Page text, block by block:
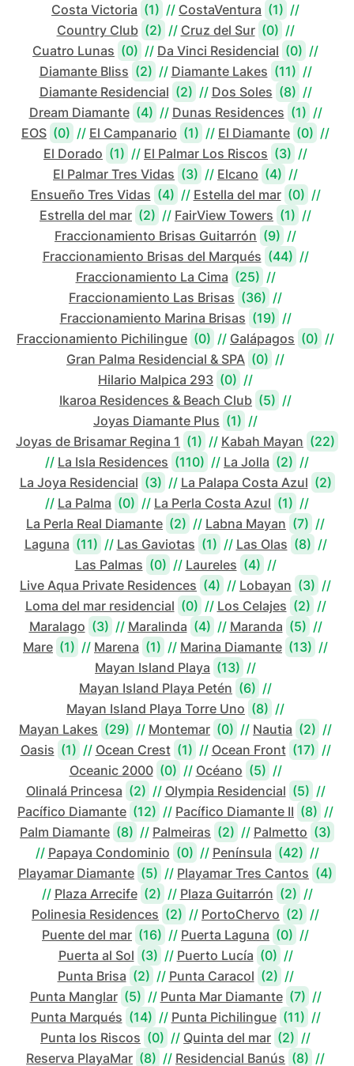
Costa Victoria (1) // CostaVentura (1) //
Country Club (2) // Cruz del Sur (0) //
Cuatro Lunas (0) // Da Vinci Residencial (0) //
Diamante Bliss (2) // Diamante Lakes (11) //
Diamante Residencial (2) // Dos Soles (8) //
Dream Diamante (4) // Dunas Residences (1) //
EOS (0) // El Campanario (1) // El Diamante (0) //
El Dorado (1) // El Palmar Los Riscos (3) //
El Palmar Tres Vidas (3) // Elcano (4) //
Ensueño Tres Vidas (4) // Estella del mar (0) //
Estrella del mar (2) // FairView Towers (1) //
Fraccionamiento Brisas Guitarrón (9) //
Fraccionamiento Brisas del Marqués (44) //
Fraccionamiento La Cima (25) //
Fraccionamiento Las Brisas (36) //
Fraccionamiento Marina Brisas (19) //
Fraccionamiento Pichilingue (0) // Galápagos (0) //
Gran Palma Residencial & SPA (0) //
Hilario Malpica 293 (0) //
Ikaroa Residences & Beach Club (5) //
Joyas Diamante Plus (1) //
Joyas de Brisamar Regina 1 (1) // Kabah Mayan (22)
// La Isla Residences (110) // La Jolla (2) //
La Joya Residencial (3) // La Palapa Costa Azul (2)
// La Palma (0) // La Perla Costa Azul (1) //
La Perla Real Diamante (2) // Labna Mayan (7) //
Laguna (11) // Las Gaviotas (1) // Las Olas (8) //
Las Palmas (0) // Laureles (4) //
Live Aqua Private Residences (4) // Lobayan (3) //
Loma del mar residencial (0) // Los Celajes (2) //
Maralago (3) // Maralinda (4) // Maranda (5) //
Mare (1) // Marena (1) // Marina Diamante (13) //
Mayan Island Playa (13) //
Mayan Island Playa Petén (6) //
Mayan Island Playa Torre Uno (8) //
Mayan Lakes (29) // Montemar (0) // Nautia (2) //
Oasis (1) // Ocean Crest (1) // Ocean Front (17) //
Oceanic 2000 (0) // Océano (5) //
Olinalá Princesa (2) // Olympia Residencial (5) //
Pacífico Diamante (12) // Pacífico Diamante II (8) //
Palm Diamante (8) // Palmeiras (2) // Palmetto (3)
// Papaya Condominio (0) // Península (42) //
Playamar Diamante (5) // Playamar Tres Cantos (4)
// Plaza Arrecife (2) // Plaza Guitarrón (2) //
Polinesia Residences (2) // PortoChervo (2) //
Puente del mar (16) // Puerta Laguna (0) //
Puerta al Sol (3) // Puerto Lucía (0) //
Punta Brisa (2) // Punta Caracol (2) //
Punta Manglar (5) // Punta Mar Diamante (7) //
Punta Marqués (14) // Punta Pichilingue (11) //
Punta los Riscos (0) // Quinta del mar (2) //
Reserva PlayaMar (8) // Residencial Banús (8) //